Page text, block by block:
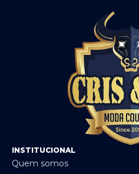
INSTITUCIONAL
Quem somos